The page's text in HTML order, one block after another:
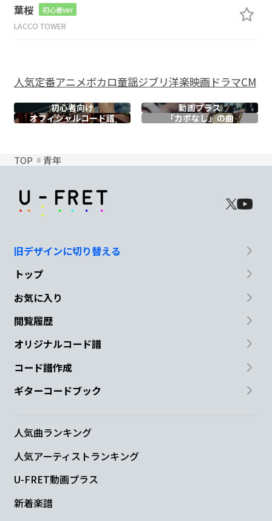
葉桜 初心者ver
LACCO TOWER
人気定番アニメボカロ童謡ジブリ洋楽映画ドラマCM
初心者向け
動画プラス
オフィシャルコード譜 「カポなし」の曲
TOP 青年
旧デザインに切り替える
トップ
お気に入り
閲覧履歴
オリジナルコード譜
コード譜作成
ギターコードブック
人気曲ランキング
人気アーティストランキング
U-FRET動画プラス
新着楽譜